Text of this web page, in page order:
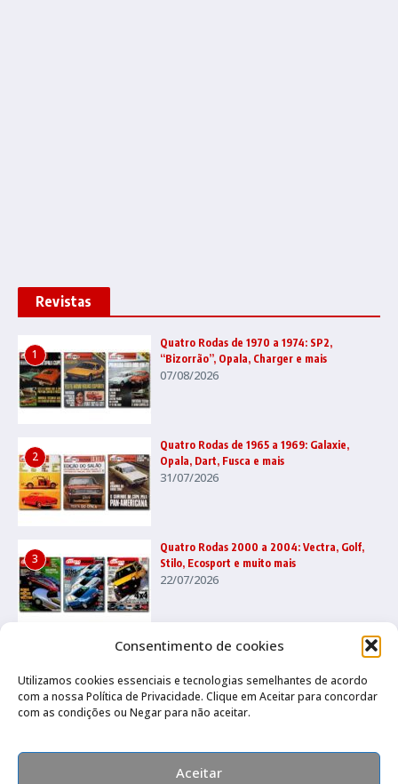
Consentimento de cookies
Utilizamos cookies essenciais e tecnologias semelhantes de acordo
com a nossa Política de Privacidade. Clique em Aceitar para concordar
com as condições ou Negar para não aceitar.
Aceitar
Revistas
1
Quatro Rodas de 1970 a 1974: SP2,
“Bizorrão”, Opala, Charger e mais
07/08/2026
2
Quatro Rodas de 1965 a 1969: Galaxie,
Opala, Dart, Fusca e mais
31/07/2026
3
Quatro Rodas 2000 a 2004: Vectra, Golf,
Stilo, Ecosport e muito mais
22/07/2026